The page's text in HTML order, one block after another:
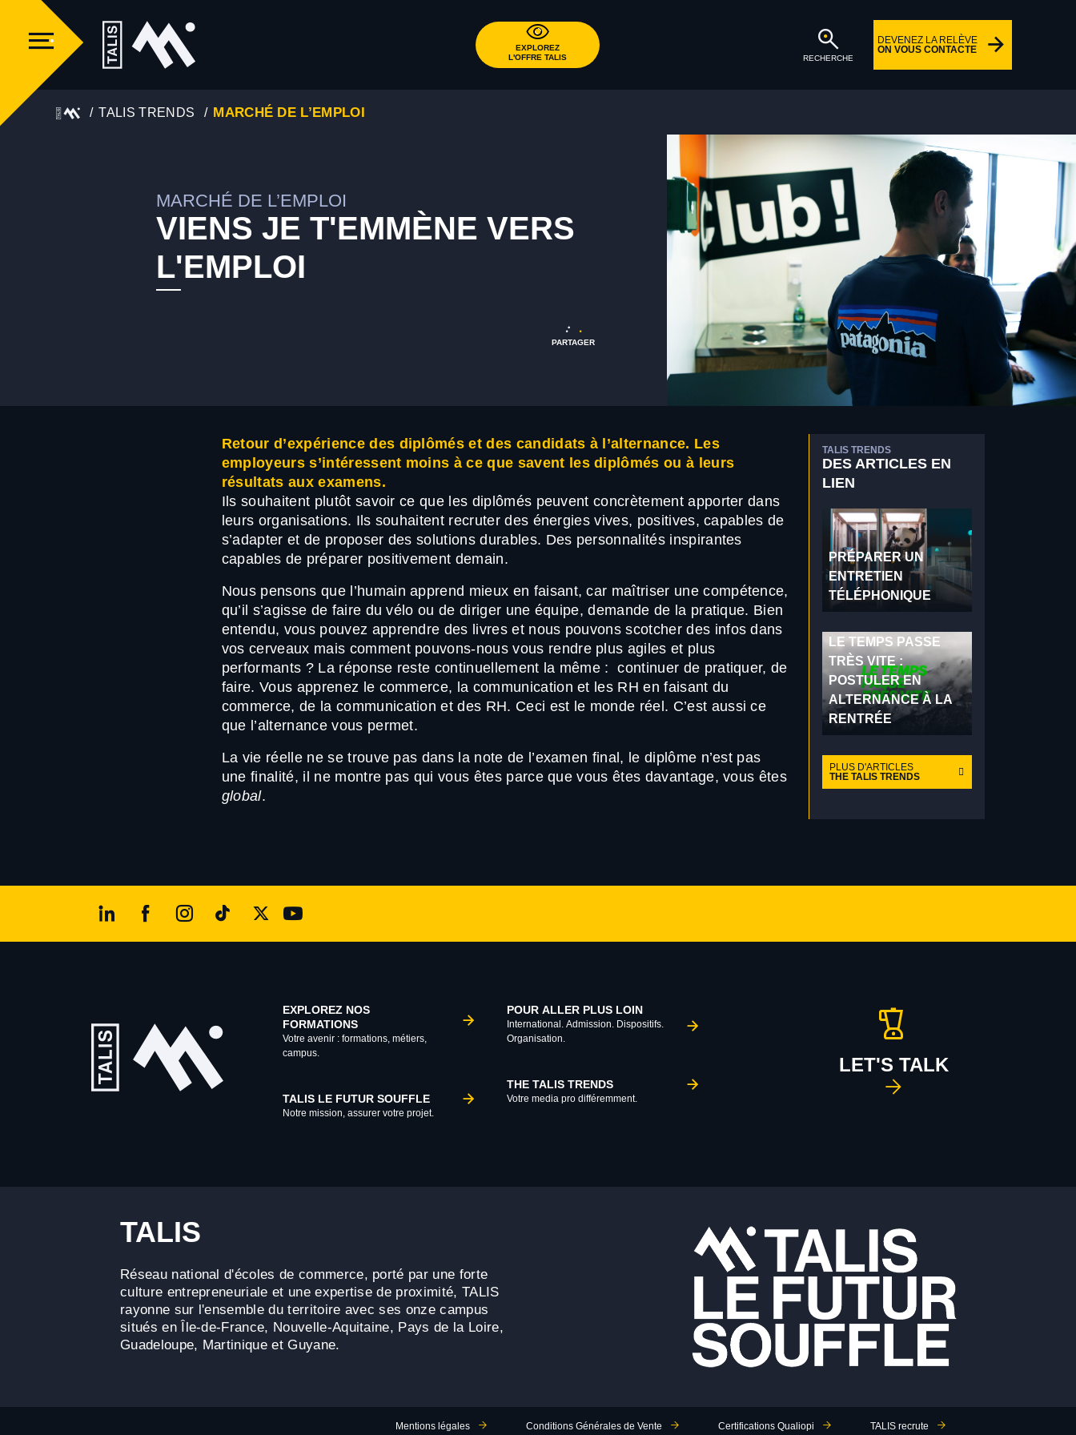
EXPLOREZ
L'OFFRE TALIS
RECHERCHE
DEVENEZ LA RELÈVE
ON VOUS CONTACTE
TALIS TRENDS MARCHÉ DE L’EMPLOI
MARCHÉ DE L’EMPLOI
VIENS JE T'EMMÈNE VERS
L'EMPLOI
PARTAGER
Retour d’expérience des diplômés et des candidats à l’alternance. Les
employeurs s’intéressent moins à ce que savent les diplômés ou à leurs
résultats aux examens.
Ils souhaitent plutôt savoir ce que les diplômés peuvent concrètement apporter dans
leurs organisations. Ils souhaitent recruter des énergies vives, positives, capables de
s’adapter et de proposer des solutions durables. Des personnalités inspirantes
capables de préparer positivement demain.
Nous pensons que l’humain apprend mieux en faisant, car maîtriser une compétence,
qu’il s’agisse de faire du vélo ou de diriger une équipe, demande de la pratique. Bien
entendu, vous pouvez apprendre des livres et nous pouvons scotcher des infos dans
vos cerveaux mais comment pouvons-nous vous rendre plus agiles et plus
performants ? La réponse reste continuellement la même : continuer de pratiquer, de
faire. Vous apprenez le commerce, la communication et les RH en faisant du
commerce, de la communication et des RH. Ceci est le monde réel. C’est aussi ce
que l’alternance vous permet.
La vie réelle ne se trouve pas dans la note de l’examen final, le diplôme n’est pas
une finalité, il ne montre pas qui vous êtes parce que vous êtes davantage, vous êtes
global.
TALIS TRENDS
DES ARTICLES EN
LIEN
PRÉPARER UN
ENTRETIEN
TÉLÉPHONIQUE
LE TEMPS PASSE
TRÈS VITE :
POSTULER EN
ALTERNANCE À LA
RENTRÉE
PLUS D'ARTICLES
THE TALIS TRENDS
EXPLOREZ NOS
FORMATIONS
Votre avenir : formations, métiers,
campus.
TALIS LE FUTUR SOUFFLE
Notre mission, assurer votre projet.
POUR ALLER PLUS LOIN
International. Admission. Dispositifs.
Organisation.
THE TALIS TRENDS
Votre media pro différemment.
LET'S TALK
TALIS
Réseau national d'écoles de commerce, porté par une forte
culture entrepreneuriale et une expertise de proximité, TALIS
rayonne sur l'ensemble du territoire avec ses onze campus
situés en Île-de-France, Nouvelle-Aquitaine, Pays de la Loire,
Guadeloupe, Martinique et Guyane.
Mentions légales Conditions Générales de Vente Certifications Qualiopi TALIS recrute